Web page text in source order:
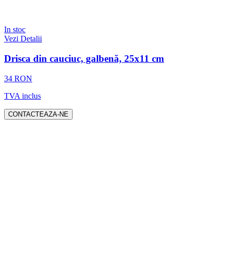
In stoc
Vezi Detalii
Drisca din cauciuc, galbenă, 25x11 cm
34 RON
TVA inclus
CONTACTEAZA-NE